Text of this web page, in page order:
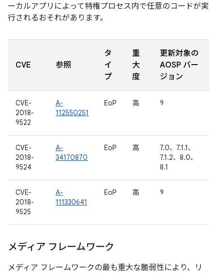
ーカルアプリによって特権プロセス内で任意のコードが実
行されるおそれがあります。
CVE 参照
タ
イ
プ
重
大
度
更新対象の
AOSP バー
ジョン
CVE-
2018-
9522
A-
112550251
EoP 高 9
CVE-
2018-
9524
A-
34170870
EoP 高
7.0、7.1.1、
7.1.2、8.0、
8.1
CVE-
2018-
9525
A-
111330641
EoP 高 9
メディア フレームワーク
メディア フレームワークの最も重大な脆弱性により、リ